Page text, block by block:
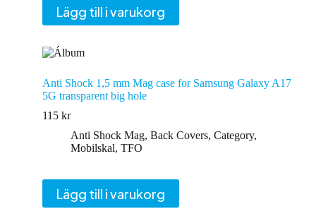
Lägg till i varukorg
Anti Shock 1,5 mm Mag case for Samsung Galaxy A17
5G transparent big hole
115 kr
Anti Shock Mag, Back Covers, Category,
Mobilskal, TFO
Lägg till i varukorg